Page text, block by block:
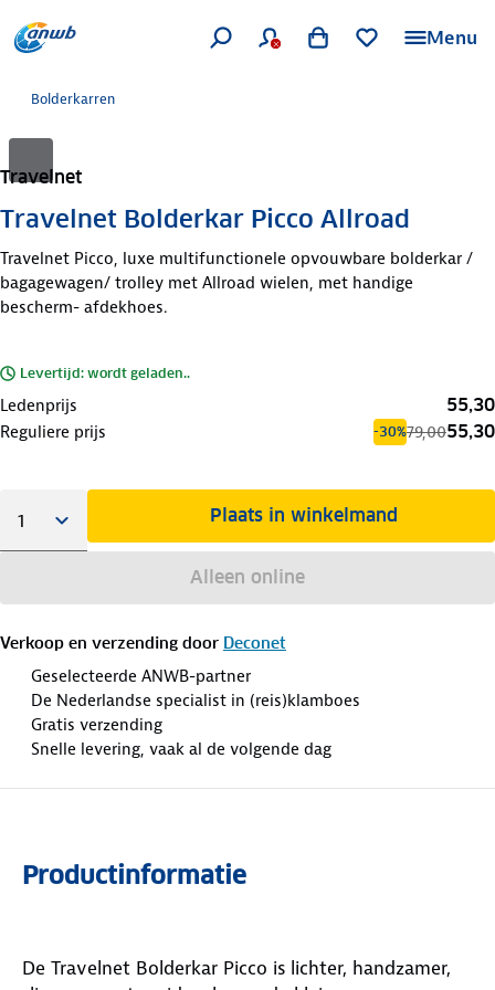
Menu
Bolderkarren
Travelnet
Travelnet Bolderkar Picco Allroad
Travelnet Picco, luxe multifunctionele opvouwbare bolderkar /
bagagewagen/ trolley met Allroad wielen, met handige
bescherm- afdekhoes.
Levertijd: wordt geladen..
Ledenprijs 55,30
Reguliere prijs -30%79,0055,30
Plaats in winkelmand
Alleen online
Verkoop en verzending door Deconet
Geselecteerde ANWB-partner
De Nederlandse specialist in (reis)klamboes
Gratis verzending
Snelle levering, vaak al de volgende dag
Productinformatie
De Travelnet Bolderkar Picco is lichter, handzamer,